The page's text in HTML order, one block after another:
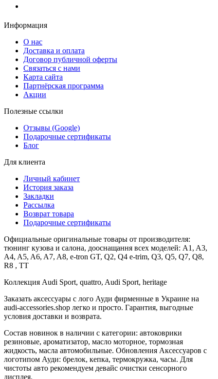
Информация
О нас
Доставка и оплата
Договор публичной оферты
Связаться с нами
Карта сайта
Партнёрская программа
Акции
Полезные ссылки
Отзывы (Google)
Подарочные сертификаты
Блог
Для клиента
Личный кабинет
История заказа
Закладки
Рассылка
Возврат товара
Подарочные сертификаты
Официальные оригинальные товары от производителя:
тюнинг кузова и салона, дооснащання всех моделей: A1, A3,
A4, A5, A6, A7, A8, e-tron GT, Q2, Q4 e-trim, Q3, Q5, Q7, Q8,
R8 , TT
Коллекция Audi Sport, quattro, Audi Sport, heritage
Заказать аксессуары с лого Ауди фирменные в Украине на
audi-accessories.shop легко и просто. Гарантия, выгодные
условия доставки и возврата.
Состав новинок в наличии с категории: автоковрики
резиновые, ароматизатор, масло моторное, тормозная
жидкость, масла автомобильные. Обновления Аксессуаров с
логотипом Ауди: брелок, кепка, термокружка, часы. Для
чистоты авто рекомендуем девайс очистки сенсорного
дисплея.